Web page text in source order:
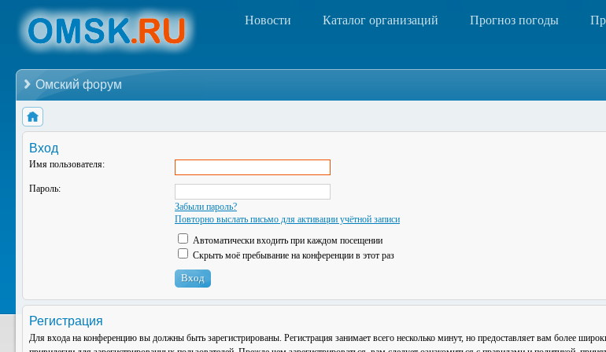
Новости Каталог организаций Прогноз погоды
Омский форум
Вход
Имя пользователя:
Пароль:
Забыли пароль?
Повторно выслать письмо для активации учётной записи
Автоматически входить при каждом посещении
Скрыть моё пребывание на конференции в этот раз
Регистрация
Для входа на конференцию вы должны быть зарегистрированы. Регистрация занимает всего несколько минут, но предоставляет вам более